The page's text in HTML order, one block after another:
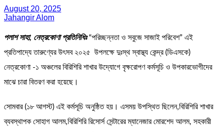
August 20, 2025
Jahangir Alom
পলাশ সাহা, নেত্রকোণা প্রতিনিধিঃ“পরিচ্ছন্নতা ও সবুজে সাজাই পরিবেশ” এই
প্রতিপাদ্যে তারুণ্যের উৎসব ২০২৫ উপলক্ষে দুঃস্থ স্বাস্থ্য কেন্দ্র (ডিএসকে)
নেত্রকোণা -১ অঞ্চলের বিরিশিরি শাখার উদ্যোগে বৃক্ষরোপণ কর্মসূচি ও উপকারভোগীদের
মাঝে চারা বিতরণ করা হয়েছে।
সোমবার (১৮ আগস্ট) এই কর্মসূচি অনুষ্ঠিত হয়। এসময় উপস্থিত ছিলেন,বিরিশিরি শাখার
ব্যবস্থাপক সোহাগ আলম,বিরিশিরি রিসোর্স সেন্টারের ম্যানেজার মোরশেদ আলম, সহকারী